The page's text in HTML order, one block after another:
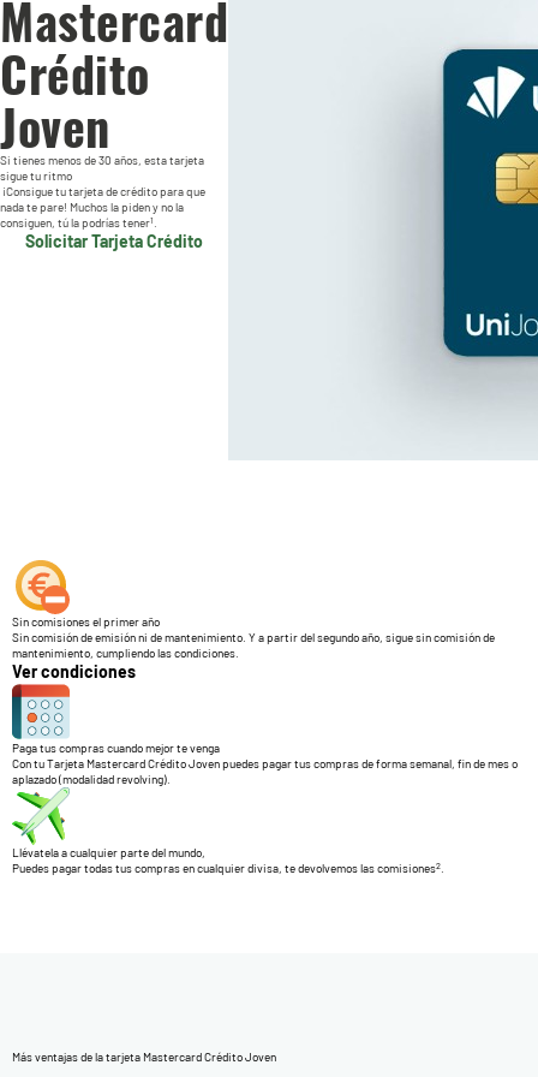
Mastercard
Crédito
Joven
Si tienes menos de 30 años, esta tarjeta
sigue tu ritmo
¡Consigue tu tarjeta de crédito para que
nada te pare! Muchos la piden y no la
consiguen, tú la podrías tener1
Solicitar Tarjeta Crédito
Sin comisiones el primer año
Sin comisión de emisión ni de mantenimiento. Y a partir del segundo año, sigue sin comisión de
mantenimiento, cumpliendo las condiciones.
Ver condiciones
Paga tus compras cuando mejor te venga
Con tu Tarjeta Mastercard Crédito Joven puedes pagar tus compras de forma semanal, fin de mes o
aplazado (modalidad revolving).
Llévatela a cualquier parte del mundo,
Puedes pagar todas tus compras en cualquier divisa, te devolvemos las comisiones2
Más ventajas de la tarjeta Mastercard Crédito Joven